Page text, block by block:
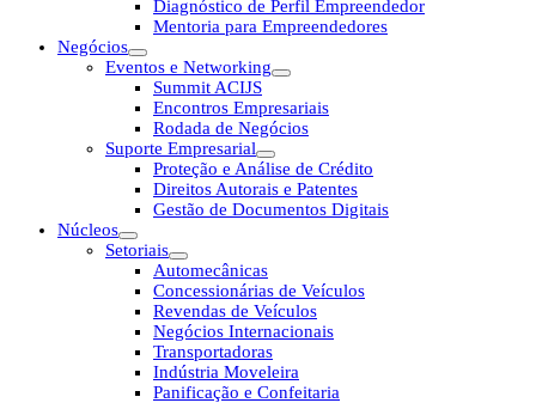
Diagnóstico de Perfil Empreendedor
Mentoria para Empreendedores
Negócios
Eventos e Networking
Summit ACIJS
Encontros Empresariais
Rodada de Negócios
Suporte Empresarial
Proteção e Análise de Crédito
Direitos Autorais e Patentes
Gestão de Documentos Digitais
Núcleos
Setoriais
Automecânicas
Concessionárias de Veículos
Revendas de Veículos
Negócios Internacionais
Transportadoras
Indústria Moveleira
Panificação e Confeitaria